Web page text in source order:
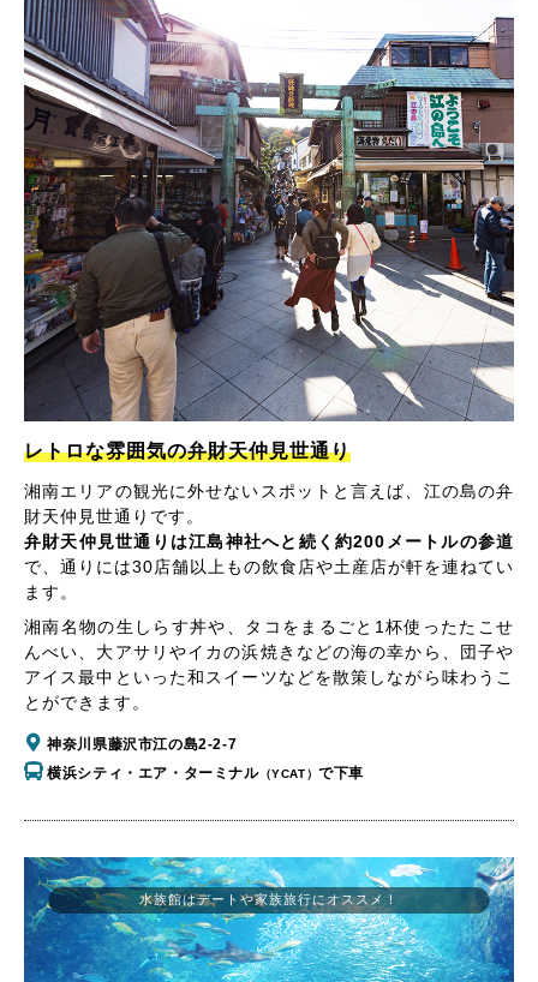
レトロな雰囲気の弁財天仲見世通り
湘南エリアの観光に外せないスポットと言えば、江の島の弁
財天仲見世通りです。
弁財天仲見世通りは江島神社へと続く約200メートルの参道
で、通りには30店舗以上もの飲食店や土産店が軒を連ねてい
ます。
湘南名物の生しらす丼や、タコをまるごと1杯使ったたこせ
んべい、大アサリやイカの浜焼きなどの海の幸から、団子や
アイス最中といった和スイーツなどを散策しながら味わうこ
とができます。
神奈川県藤沢市江の島2-2-7
横浜シティ・エア・ターミナル（YCAT）で下車
水族館はデートや家族旅行にオススメ！